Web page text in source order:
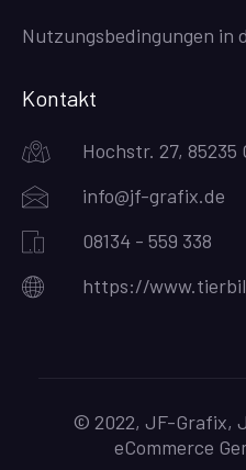
Nutzungsbedingungen in
Kontakt
Hochstr. 27, 85235
info@jf-grafix.de
08134 - 559 338
https://
© 2022, JF-Grafix,
eCommerce